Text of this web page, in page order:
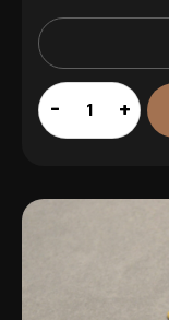
Carpacciosteak
aantal
– +